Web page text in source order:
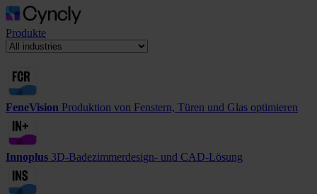
Produkte
FeneVision Produktion von Fenstern, Türen und Glas optimieren
Innoplus 3D-Badezimmerdesign- und CAD-Lösung